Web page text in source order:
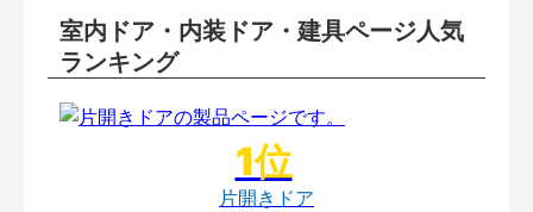
室内ドア・内装ドア・建具ページ人気
ランキング
片開きドア